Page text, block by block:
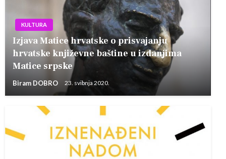
KULTURA
Izjava Matice hrvatske o prisvajanju
hrvatske književne baštine u izdanjima
Matice srpske
Biram DOBRO 23. svibnja 2020.